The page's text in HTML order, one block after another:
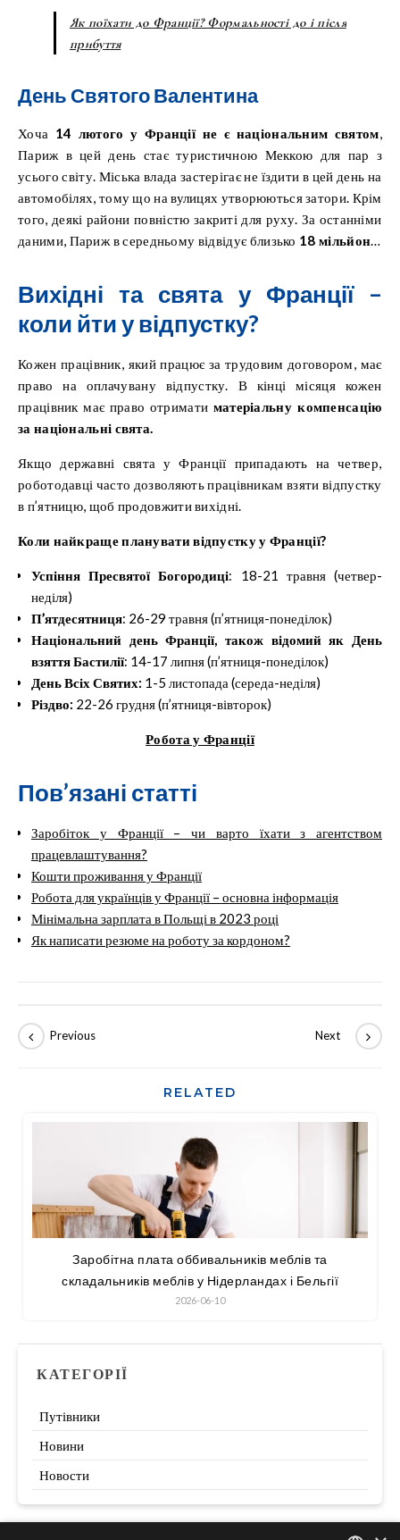
Як поїхати до Франції? Формальності до і після
прибуття
День Святого Валентина
Хоча 14 лютого у Франції не є національним святом,
Париж в цей день стає туристичною Меккою для пар з
усього світу. Міська влада застерігає не їздити в цей день на
автомобілях, тому що на вулицях утворюються затори. Крім
того, деякі райони повністю закриті для руху. За останніми
даними, Париж в середньому відвідує близько 18 мільйонів
Вихідні та свята у Франції –
коли йти у відпустку?
Кожен працівник, який працює за трудовим договором, має
право на оплачувану відпустку. В кінці місяця кожен
працівник має право отримати матеріальну компенсацію
за національні свята.
Якщо державні свята у Франції припадають на четвер,
роботодавці часто дозволяють працівникам взяти відпустку
в п’ятницю, щоб продовжити вихідні.
Коли найкраще планувати відпустку у Франції?
Успіння Пресвятої Богородиці: 18-21 травня (четвер-
неділя)
П’ятдесятниця: 26-29 травня (п’ятниця-понеділок)
Національний день Франції, також відомий як День
взяття Бастилії: 14-17 липня (п’ятниця-понеділок)
День Всіх Святих: 1-5 листопада (середа-неділя)
Різдво: 22-26 грудня (п’ятниця-вівторок)
Робота у Франції
Пов’язані статті
Заробіток у Франції – чи варто їхати з агентством
працевлаштування?
Кошти проживання у Франції
Робота для українців у Франції – основна інформація
Мінімальна зарплата в Польщі в 2023 році
Як написати резюме на роботу за кордоном?
RELATED
Заробітна плата оббивальників меблів та
складальників меблів у Нідерландах і Бельгії
2026-06-10
КАТЕГОРІЇ
Путівники
Новини
Новости